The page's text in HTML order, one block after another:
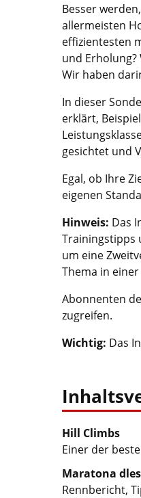
Besser
allermeisten
effizientesten
und
Wir haben
In dieser
erklärt,
gesichtet und
Egal, ob Ihre
eigenen
Hinweis: Das
Trainingstipps
um eine
Thema in
Abonnenten
zugreifen.
Wichtig: Das
Hill Climbs
Einer der
Maratona
Rennbericht,